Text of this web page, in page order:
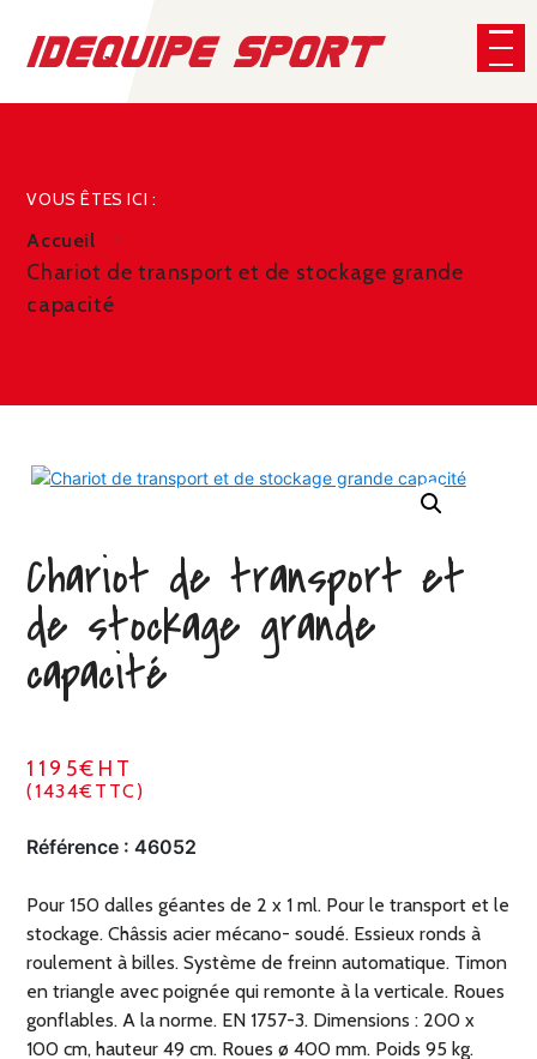
VOUS ÊTES ICI :
Accueil
Chariot de transport et de stockage grande
capacité
Chariot de transport et
de stockage grande
capacité
1195€HT
(1434€TTC)
Référence :46052
Pour 150 dalles géantes de 2 x 1 ml. Pour le transport et le
stockage. Châssis acier mécano- soudé. Essieux ronds à
roulement à billes. Système de freinn automatique. Timon
en triangle avec poignée qui remonte à la verticale. Roues
gonflables. A la norme. EN 1757-3. Dimensions : 200 x
100 cm, hauteur 49 cm. Roues ø 400 mm. Poids 95 kg.